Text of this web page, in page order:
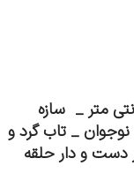
۴ متر _ ارتفاع ۲۱۰ سانتی متر _ سازه
_ تاب گرد و
دست و دار حلقه